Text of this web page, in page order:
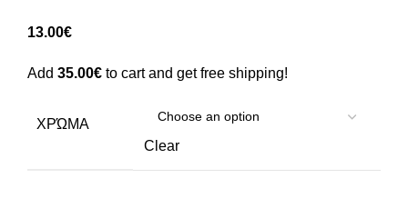
13.00€
Add 35.00€ to cart and get free shipping!
ΧΡΏΜΑ
Clear